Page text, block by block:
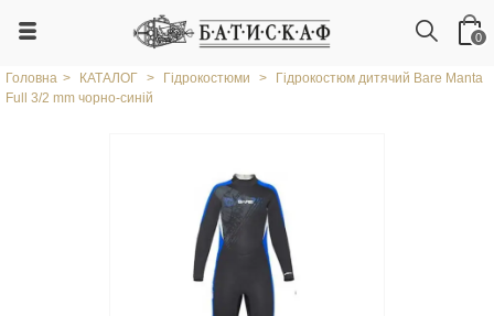
0
Головна > КАТАЛОГ > Гідрокостюми >
Гідрокостюм дитячий Bare Manta
Full 3/2 mm чорно-синій